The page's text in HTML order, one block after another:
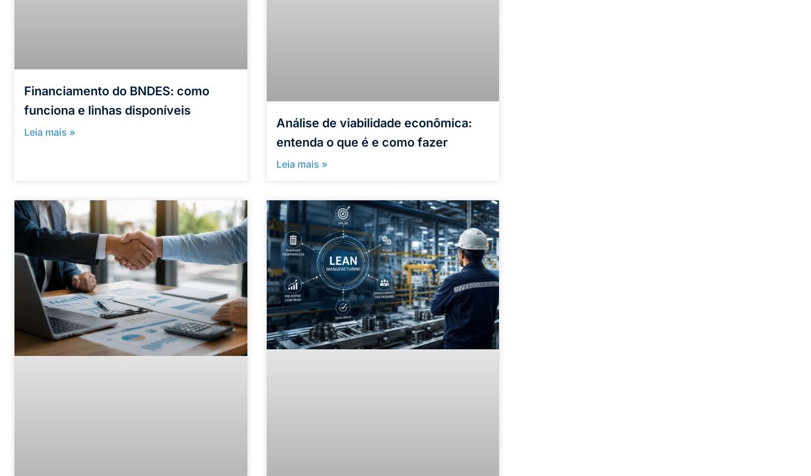
Financiamento do BNDES: como
funciona e linhas disponíveis
Leia mais »
Análise de viabilidade econômica:
entenda o que é e como fazer
Leia mais »